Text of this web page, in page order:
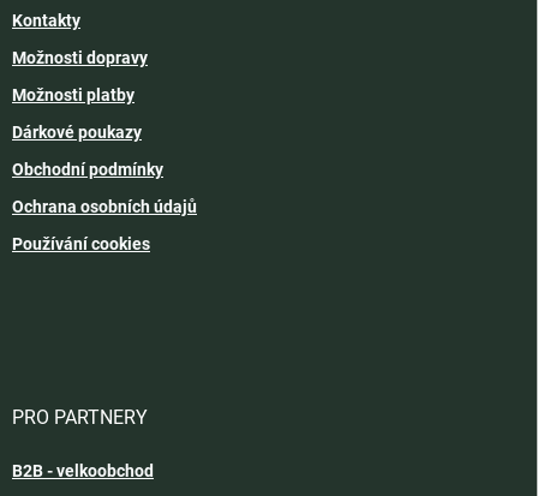
Kontakty
Možnosti dopravy
Možnosti platby
Dárkové poukazy
Obchodní podmínky
Ochrana osobních údajů
Používání cookies
PRO PARTNERY
B2B - velkoobchod